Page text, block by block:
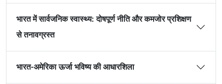
भारत में सार्वजनिक स्वास्थ्य: दोषपूर्ण नीति और कमजोर प्रशिक्षण
से तनावग्रस्त
भारत-अमेरिका ऊर्जा भविष्य की आधारशिला